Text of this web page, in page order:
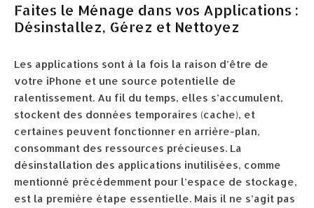
Faites le Ménage dans vos Applications :
Désinstallez, Gérez et Nettoyez
Les applications sont à la fois la raison d’être de
votre iPhone et une source potentielle de
ralentissement. Au fil du temps, elles s’accumulent,
stockent des données temporaires (cache), et
certaines peuvent fonctionner en arrière-plan,
consommant des ressources précieuses. La
désinstallation des applications inutilisées, comme
mentionné précédemment pour l’espace de stockage,
est la première étape essentielle. Mais il ne s’agit pas